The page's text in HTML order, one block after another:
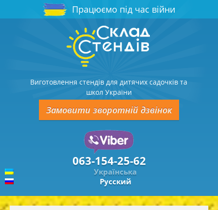
Працюємо під час війни
Виготовлення стендів для дитячих садочків та
школ України
Замовити зворотній дзвінок
063-154-25-62
Українська
Русский